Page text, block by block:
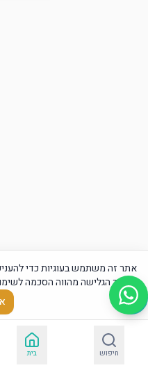
חיפוש בית
אתר זה משתמש בעוגיות כדי
המשך הגלישה מהווה הסכמה